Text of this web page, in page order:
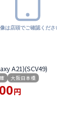
A21)(SCV49)
大阪日本橋
円